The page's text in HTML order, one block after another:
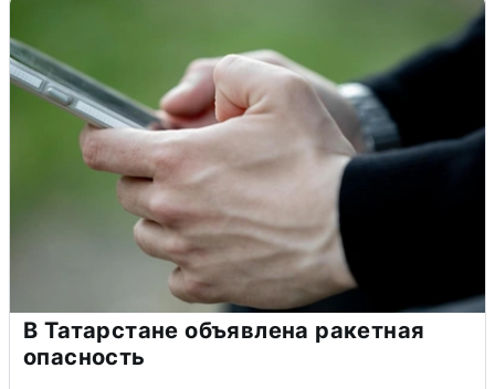
В Татарстане объявлена ракетная
опасность